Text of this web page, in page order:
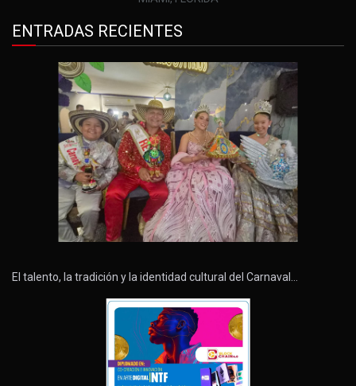
ENTRADAS RECIENTES
El talento, la tradición y la identidad cultural del Carnaval…